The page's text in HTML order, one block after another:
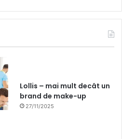
Lollis – mai mult decât un
brand de make-up
27/11/2025